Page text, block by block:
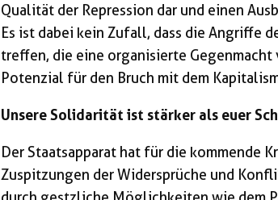
Qualität der Repression dar und einen
Es ist dabei kein Zufall, dass die Angriffe
treffen, die eine organisierte
Potenzial für den Bruch mit dem
Unsere Solidarität ist stärker als euer
Der Staatsapparat hat für die kommende
Zuspitzungen der Widersprüche und